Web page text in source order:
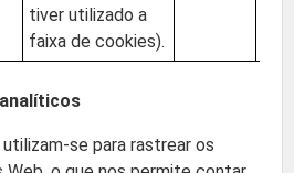
tiver utilizado a
faixa de cookies).
se para rastrear os